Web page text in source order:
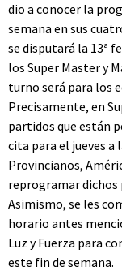
dio a conocer la
semana en sus
se disputará la 13ª
los Super Master y
turno será para los
Precisamente, en
partidos que están
cita para el jueves a
Provincianos,
reprogramar dichos
Asimismo, se les
horario antes
Luz y Fuerza para
este fin de semana.